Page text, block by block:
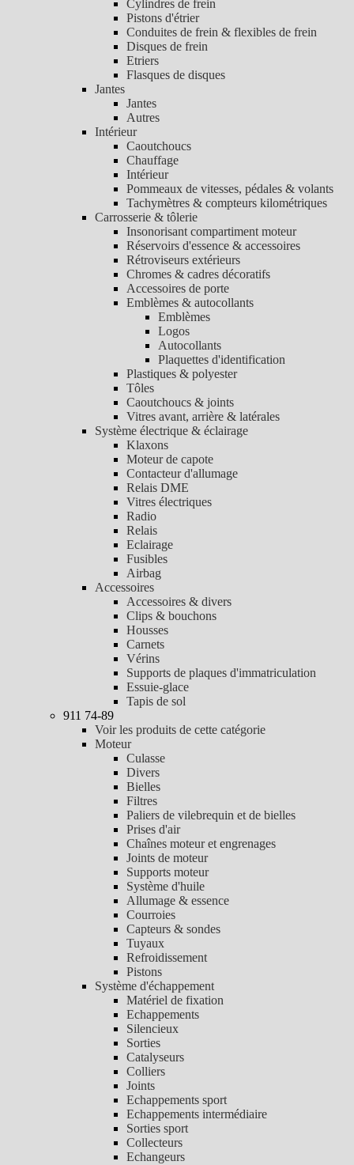
Cylindres de frein
Pistons d'étrier
Conduites de frein & flexibles de frein
Disques de frein
Etriers
Flasques de disques
Jantes
Jantes
Autres
Intérieur
Caoutchoucs
Chauffage
Intérieur
Pommeaux de vitesses, pédales & volants
Tachymètres & compteurs kilométriques
Carrosserie & tôlerie
Insonorisant compartiment moteur
Réservoirs d'essence & accessoires
Rétroviseurs extérieurs
Chromes & cadres décoratifs
Accessoires de porte
Emblèmes & autocollants
Emblèmes
Logos
Autocollants
Plaquettes d'identification
Plastiques & polyester
Tôles
Caoutchoucs & joints
Vitres avant, arrière & latérales
Système électrique & éclairage
Klaxons
Moteur de capote
Contacteur d'allumage
Relais DME
Vitres électriques
Radio
Relais
Eclairage
Fusibles
Airbag
Accessoires
Accessoires & divers
Clips & bouchons
Housses
Carnets
Vérins
Supports de plaques d'immatriculation
Essuie-glace
Tapis de sol
911 74-89
Voir les produits de cette catégorie
Moteur
Culasse
Divers
Bielles
Filtres
Paliers de vilebrequin et de bielles
Prises d'air
Chaînes moteur et engrenages
Joints de moteur
Supports moteur
Système d'huile
Allumage & essence
Courroies
Capteurs & sondes
Tuyaux
Refroidissement
Pistons
Système d'échappement
Matériel de fixation
Echappements
Silencieux
Sorties
Catalyseurs
Colliers
Joints
Echappements sport
Echappements intermédiaire
Sorties sport
Collecteurs
Echangeurs